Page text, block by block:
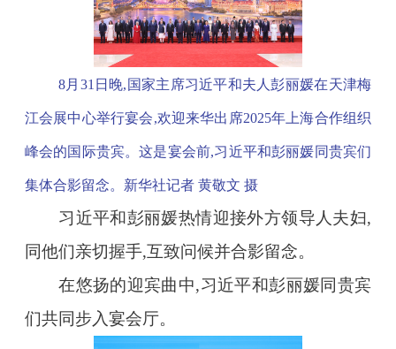
8月31日晚,国家主席习近平和夫人彭丽媛在天津梅
江会展中心举行宴会,欢迎来华出席2025年上海合作组织
峰会的国际贵宾。这是宴会前,习近平和彭丽媛同贵宾们
集体合影留念。新华社记者 黄敬文 摄
习近平和彭丽媛热情迎接外方领导人夫妇,
同他们亲切握手,互致问候并合影留念。
在悠扬的迎宾曲中,习近平和彭丽媛同贵宾
们共同步入宴会厅。